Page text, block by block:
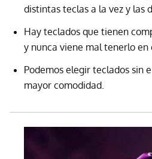
distintas teclas a la vez y las
Hay teclados que tienen
y nunca viene mal tenerlo en
Podemos elegir teclados sin
mayor comodidad.